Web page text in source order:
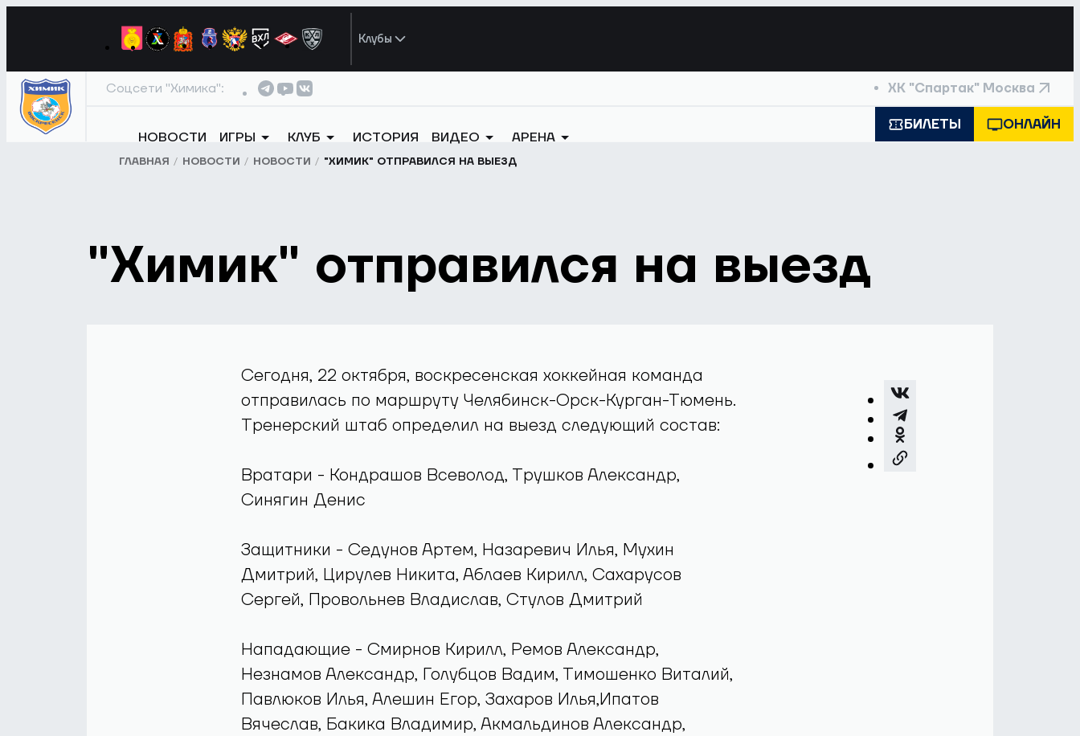
Клубы
Соцсети "Химика": ХК "Спартак" Москва
НОВОСТИ ИГРЫ КЛУБ ИСТОРИЯ ВИДЕО АРЕНА
БИЛЕТЫ ОНЛАЙН
ГЛАВНАЯ НОВОСТИ НОВОСТИ "ХИМИК" ОТПРАВИЛСЯ НА ВЫЕЗД
"Химик" отправился на выезд
Сегодня, 22 октября, воскресенская хоккейная команда
отправилась по маршруту Челябинск-Орск-Курган-Тюмень.
Тренерский штаб определил на выезд следующий состав:
Вратари - Кондрашов Всеволод, Трушков Александр,
Синягин Денис
Защитники - Седунов Артем, Назаревич Илья, Мухин
Дмитрий, Цирулев Никита, Аблаев Кирилл, Сахарусов
Сергей, Провольнев Владислав, Стулов Дмитрий
Нападающие - Смирнов Кирилл, Ремов Александр,
Незнамов Александр, Голубцов Вадим, Тимошенко Виталий,
Павлюков Илья, Алешин Егор, Захаров Илья,Ипатов
Вячеслав, Бакика Владимир, Акмальдинов Александр,